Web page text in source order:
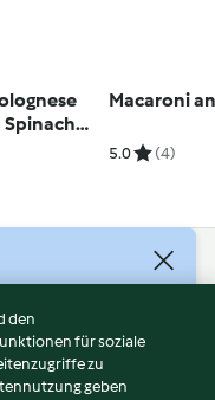
Spinach
Macaroni
5.0 (4)
den
für soziale
zu
geben